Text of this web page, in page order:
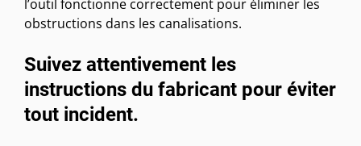
l’outil fonctionne correctement pour éliminer les
obstructions dans les canalisations.
Suivez attentivement les
instructions du fabricant pour éviter
tout incident.